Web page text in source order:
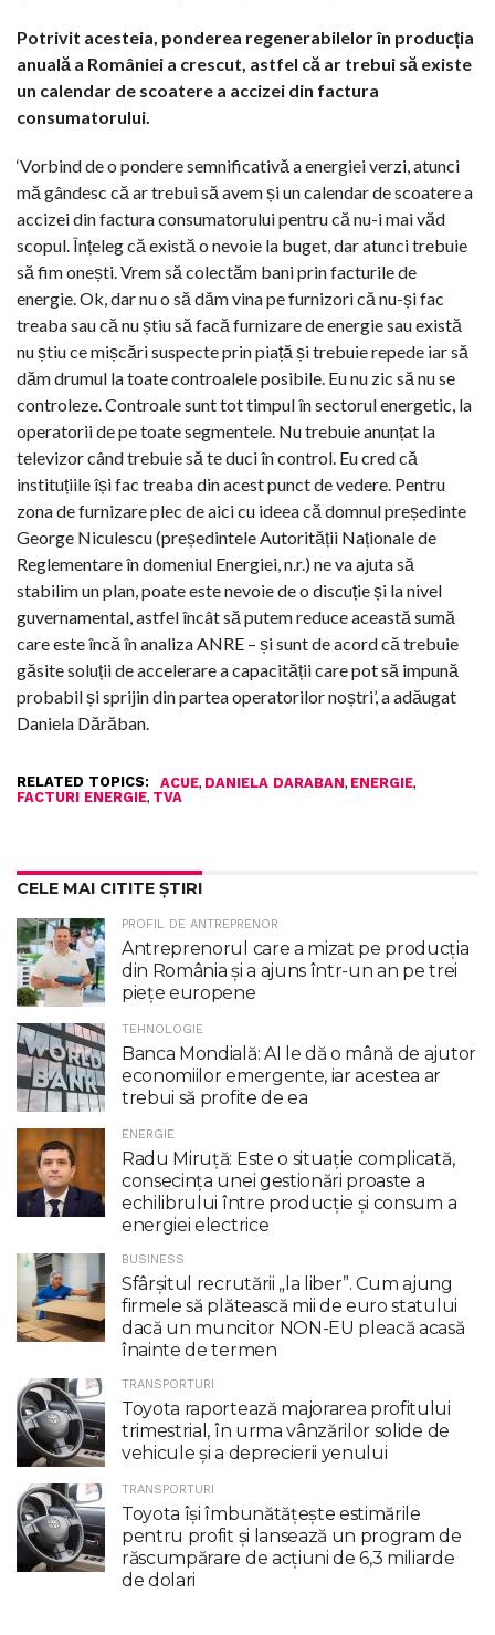
Potrivit acesteia, ponderea regenerabilelor în producția
anuală a României a crescut, astfel că ar trebui să existe
un calendar de scoatere a accizei din factura
consumatorului.
‘Vorbind de o pondere semnificativă a energiei verzi, atunci
mă gândesc că ar trebui să avem și un calendar de scoatere a
accizei din factura consumatorului pentru că nu-i mai văd
scopul. Înțeleg că există o nevoie la buget, dar atunci trebuie
să fim onești. Vrem să colectăm bani prin facturile de
energie. Ok, dar nu o să dăm vina pe furnizori că nu-și fac
treaba sau că nu știu să facă furnizare de energie sau există
nu știu ce mișcări suspecte prin piață și trebuie repede iar să
dăm drumul la toate controalele posibile. Eu nu zic să nu se
controleze. Controale sunt tot timpul în sectorul energetic, la
operatorii de pe toate segmentele. Nu trebuie anunțat la
televizor când trebuie să te duci în control. Eu cred că
instituțiile își fac treaba din acest punct de vedere. Pentru
zona de furnizare plec de aici cu ideea că domnul președinte
George Niculescu (președintele Autorității Naționale de
Reglementare în domeniul Energiei, n.r.) ne va ajuta să
stabilim un plan, poate este nevoie de o discuție și la nivel
guvernamental, astfel încât să putem reduce această sumă
care este încă în analiza ANRE – și sunt de acord că trebuie
găsite soluții de accelerare a capacității care pot să impună
probabil și sprijin din partea operatorilor noștri’, a adăugat
Daniela Dărăban.
RELATED TOPICS: ACUE, DANIELA DARABAN, ENERGIE,
FACTURI ENERGIE, TVA
CELE MAI CITITE ȘTIRI
PROFIL DE ANTREPRENOR
Antreprenorul care a mizat pe producția
din România și a ajuns într-un an pe trei
piețe europene
TEHNOLOGIE
Banca Mondială: AI le dă o mână de ajutor
economiilor emergente, iar acestea ar
trebui să profite de ea
ENERGIE
Radu Miruţă: Este o situaţie complicată,
consecinţa unei gestionări proaste a
echilibrului între producţie şi consum a
energiei electrice
BUSINESS
Sfârșitul recrutării „la liber”. Cum ajung
firmele să plătească mii de euro statului
dacă un muncitor NON-EU pleacă acasă
înainte de termen
TRANSPORTURI
Toyota raportează majorarea profitului
trimestrial, în urma vânzărilor solide de
vehicule și a deprecierii yenului
TRANSPORTURI
Toyota îşi îmbunătăţeşte estimările
pentru profit şi lansează un program de
răscumpărare de acţiuni de 6,3 miliarde
de dolari